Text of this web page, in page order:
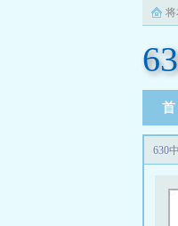
首
630